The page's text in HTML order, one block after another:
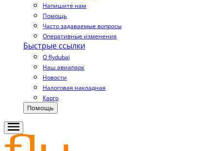
Напишите нам
Помощь
Часто задаваемые вопросы
Оперативные изменения
Быстрые ссылки
О flydubai
Наш авиапарк
Новости
Налоговая накладная
Карго
Помощь